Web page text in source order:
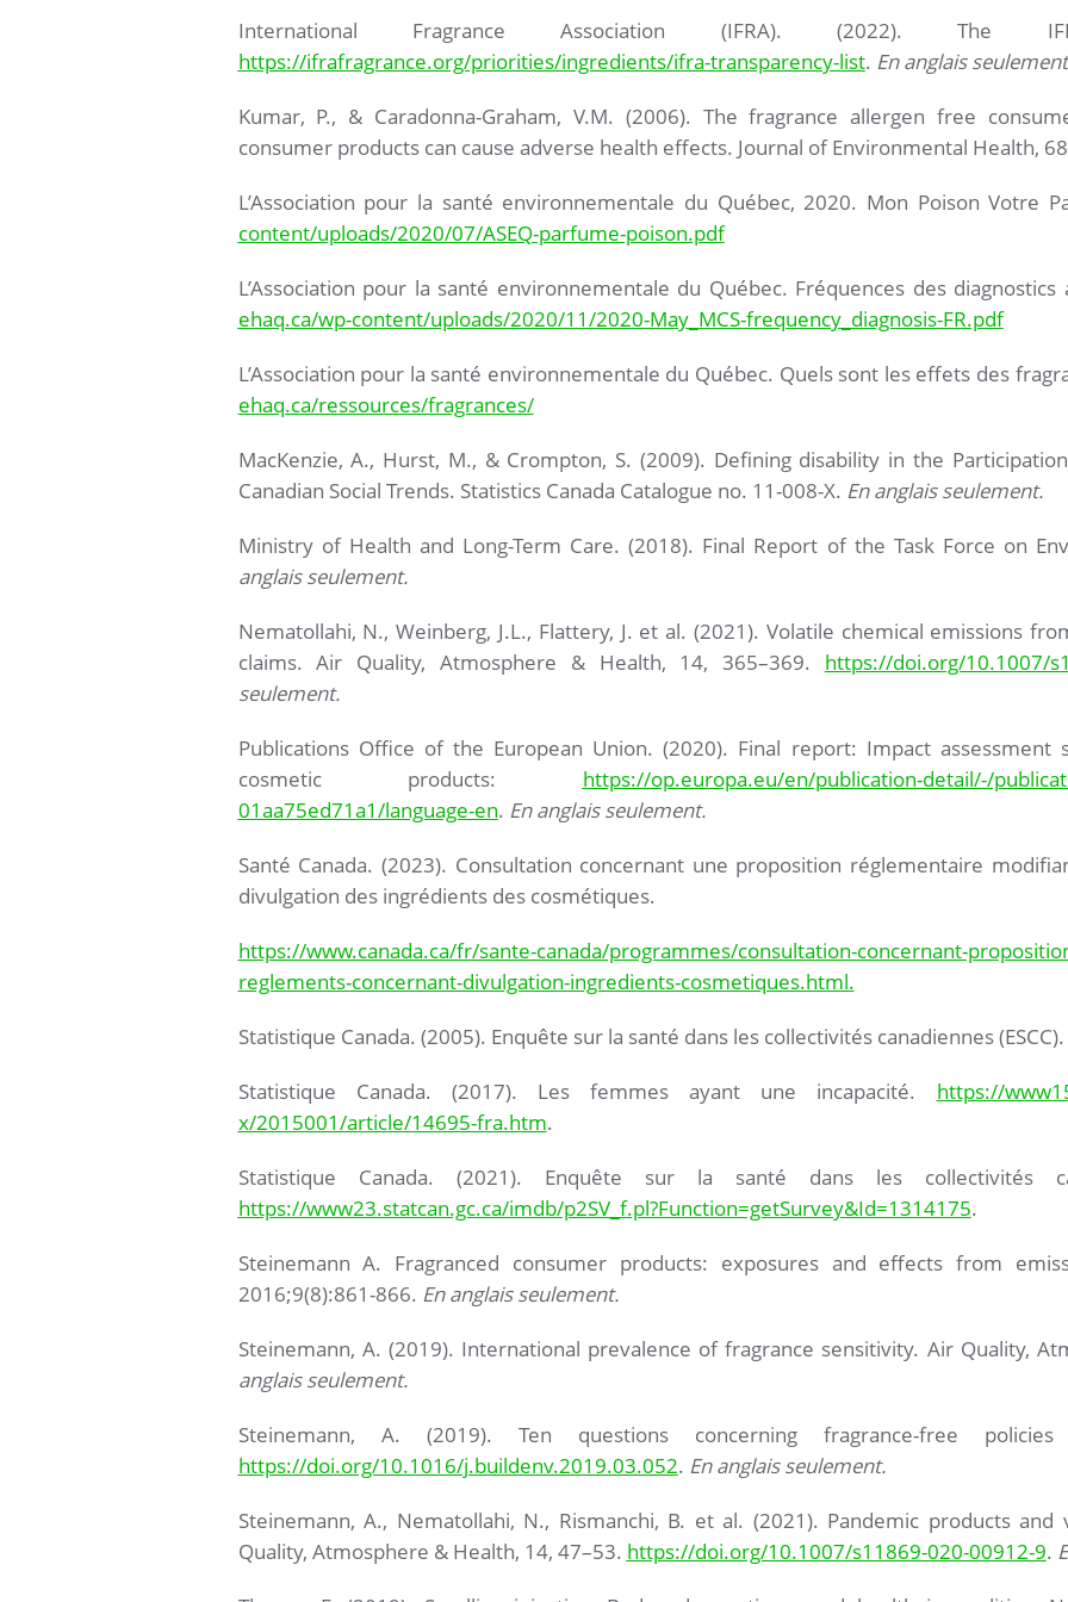
International Fragrance Association (IFRA). (2022). The
https://ifrafragrance.org/priorities/ingredients/ifra-transparency-list. En anglais
Kumar, P., & Caradonna-Graham, V.M. (2006). The fragrance allergen free
consumer products can cause adverse health effects. Journal of Environmental Health,
L’Association pour la santé environnementale du Québec, 2020. Mon Poison Votre
content/uploads/2020/07/ASEQ-parfume-poison.pdf
L’Association pour la santé environnementale du Québec. Fréquences des
ehaq.ca/wp-content/uploads/2020/11/2020-May_MCS-frequency_diagnosis-FR.pdf
L’Association pour la santé environnementale du Québec. Quels sont les effets des
ehaq.ca/ressources/fragrances/
MacKenzie, A., Hurst, M., & Crompton, S. (2009). Defining disability in the
Canadian Social Trends. Statistics Canada Catalogue no. 11-008-X. En anglais seulement.
Ministry of Health and Long-Term Care. (2018). Final Report of the Task Force on
anglais seulement.
Nematollahi, N., Weinberg, J.L., Flattery, J. et al. (2021). Volatile chemical emissions
claims. Air Quality, Atmosphere & Health, 14, 365–369. https://doi.org/10.1007/
seulement.
Publications Office of the European Union. (2020). Final report: Impact assessment
cosmetic products: https://op.europa.eu/en/publication-detail/-/
01aa75ed71a1/language-en. En anglais seulement.
Santé Canada. (2023). Consultation concernant une proposition réglementaire
divulgation des ingrédients des cosmétiques.
https://www.canada.ca/fr/sante-canada/programmes/consultation-concernant-
reglements-concernant-divulgation-ingredients-cosmetiques.html.
Statistique Canada. (2005). Enquête sur la santé dans les collectivités canadiennes (ESCC).
Statistique Canada. (2017). Les femmes ayant une incapacité. https://
x/2015001/article/14695-fra.htm.
Statistique Canada. (2021). Enquête sur la santé dans les collectivités
https://www23.statcan.gc.ca/imdb/p2SV_f.pl?Function=getSurvey&Id=1314175.
Steinemann A. Fragranced consumer products: exposures and effects from
2016;9(8):861-866. En anglais seulement.
Steinemann, A. (2019). International prevalence of fragrance sensitivity. Air Quality,
anglais seulement.
Steinemann, A. (2019). Ten questions concerning fragrance-free
https://doi.org/10.1016/j.buildenv.2019.03.052. En anglais seulement.
Steinemann, A., Nematollahi, N., Rismanchi, B. et al. (2021). Pandemic products
Quality, Atmosphere & Health, 14, 47–53. https://doi.org/10.1007/s11869-020-00912-9.